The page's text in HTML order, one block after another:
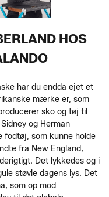
HOS
har du endda ejet et
mærke er, som
sko og tøj til
og Herman
fodtøj, som kunne holde
fra New England,
Det lykkedes og i
støvle dagens lys. Det
som op mod